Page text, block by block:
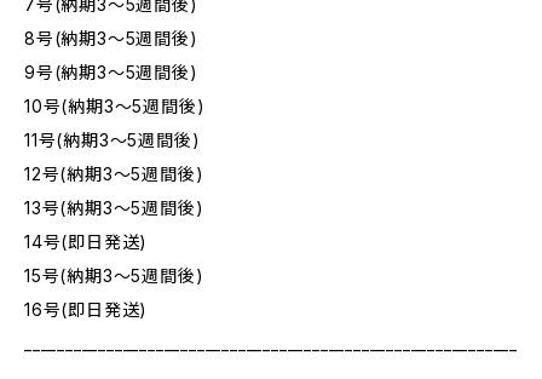
7号(納期3～5週間後)
8号(納期3～5週間後)
9号(納期3～5週間後)
10号(納期3～5週間後)
11号(納期3～5週間後)
12号(納期3～5週間後)
13号(納期3～5週間後)
14号(即日発送)
15号(納期3～5週間後)
16号(即日発送)